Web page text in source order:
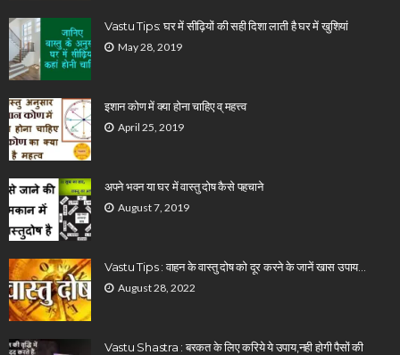
Vastu Tips: घर में सीढ़ियों की सही दिशा लाती है घर में खुशियां
May 28, 2019
इशान कोण में क्या होना चाहिए व् महत्त्व
April 25, 2019
अपने भवन या घर में वास्तु दोष कैसे पहचाने
August 7, 2019
Vastu Tips : वाहन के वास्तु दोष को दूर करने के जानें खास उपाय…
August 28, 2022
Vastu Shastra : बरकत के लिए करिये ये उपाय,नही होगी पैसों की